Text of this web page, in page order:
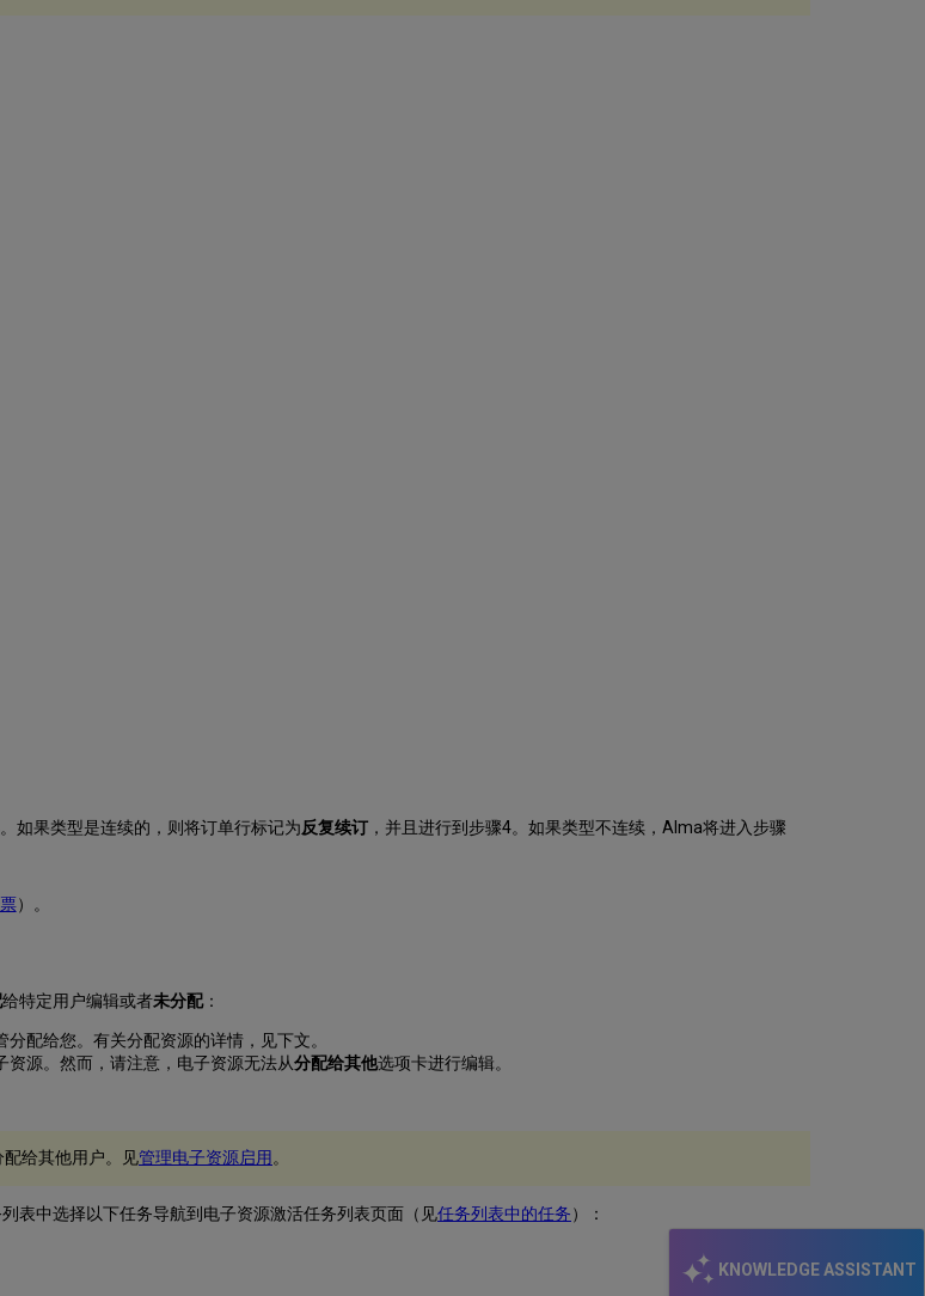
KNOWLEDGE ASSISTANT
如果类型是连续的，则将订单行标记为反复续订，并且进行到步骤4。如果类型不连续，Alma将进入步骤
）。
给特定用户编辑或者未分配：
配给您。有关分配资源的详情，见下文。
源。然而，请注意，电子资源无法从分配给其他选项卡进行编辑。
配给其他用户。见管理电子资源启用。
表中选择以下任务导航到电子资源激活任务列表页面（见任务列表中的任务）：